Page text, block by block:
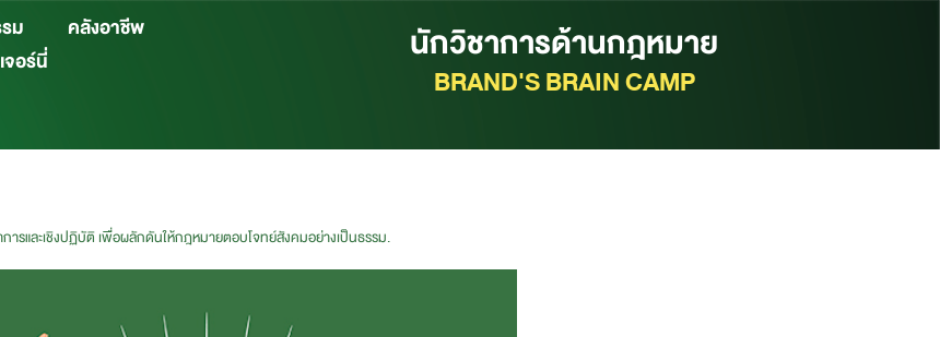
ม
คลังอาชีพ
จอร์นี่ นักวิชาการด้านกฎหมาย
BRAND'S BRAIN CAMP
รและเชิงปฏิบัติ เพื่อผลักดันให้กฎหมายตอบโจทย์สังคมอย่างเป็นธรรม.